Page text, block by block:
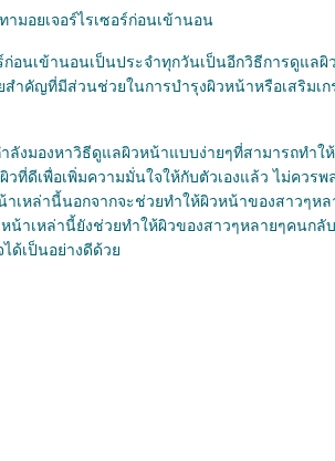
มอยเจอร์ไรเซอร์ก่อนเข้านอน
ร์ก่อนเข้านอนเป็นประจำทุกวันเป็นอีกวิธีการดูแ
ำคัญที่มีส่วนช่วยในการบำรุงผิวหน้าหรือเสริมเ
งมองหาวิธีดูแลผิวหน้าแบบง่ายๆที่สามารถทำใ
ที่ดีเพื่อเพิ่มความมั่นใจให้กับตัวเองแล้ว ไม่ควร
เหล่านี้นอกจากจะช่วยทำให้ผิวหน้าของสาวๆห
น้าเหล่านี้ยังช่วยทำให้ผิวของสาวๆหลายๆคนก
ได้เป็นอย่างดีด้ว